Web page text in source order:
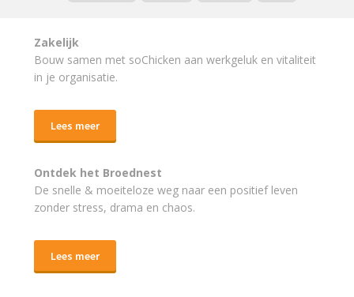
Zakelijk
Bouw samen met soChicken aan werkgeluk en vitaliteit
in je organisatie.
Lees meer
Ontdek het Broednest
De snelle & moeiteloze weg naar een positief leven
zonder stress, drama en chaos.
Lees meer